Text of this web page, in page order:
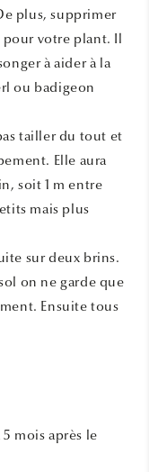
plus, supprimer
votre plant. Il
à aider à la
ou badigeon
tailler du tout et
Elle aura
soit 1 m entre
mais plus
sur deux brins.
on ne garde que
Ensuite tous
mois après le